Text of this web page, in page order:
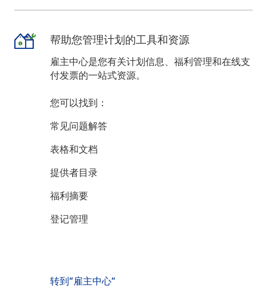
帮助您管理计划的工具和资源
雇主中心是您有关计划信息、福利管理和在线支
付发票的一站式资源。
您可以找到：
常见问题解答
表格和文档
提供者目录
福利摘要
登记管理
转到“雇主中心”